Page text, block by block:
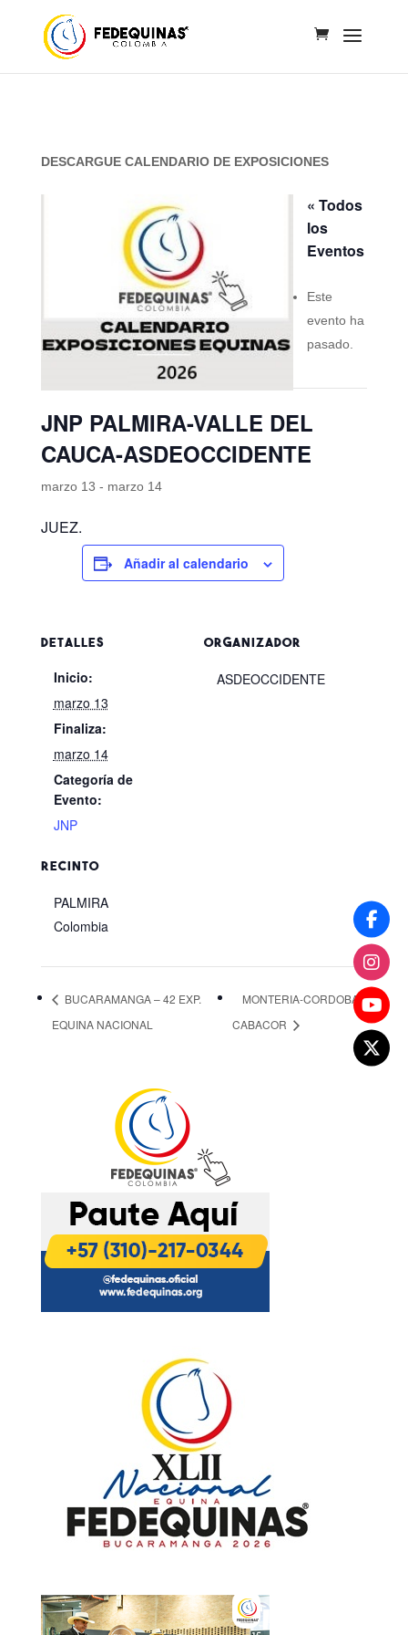
DESCARGUE CALENDARIO DE EXPOSICIONES
« Todos
los
Eventos
Este
evento ha
pasado.
JNP PALMIRA-VALLE DEL
CAUCA-ASDEOCCIDENTE
marzo 13 - marzo 14
JUEZ.
Añadir al calendario
DETALLES
Inicio:
marzo 13
Finaliza:
marzo 14
Categoría de
Evento:
JNP
RECINTO
PALMIRA
Colombia
ORGANIZADOR
ASDEOCCIDENTE
BUCARAMANGA – 42 EXP.
EQUINA NACIONAL
MONTERIA-CORDOBA-
CABACOR